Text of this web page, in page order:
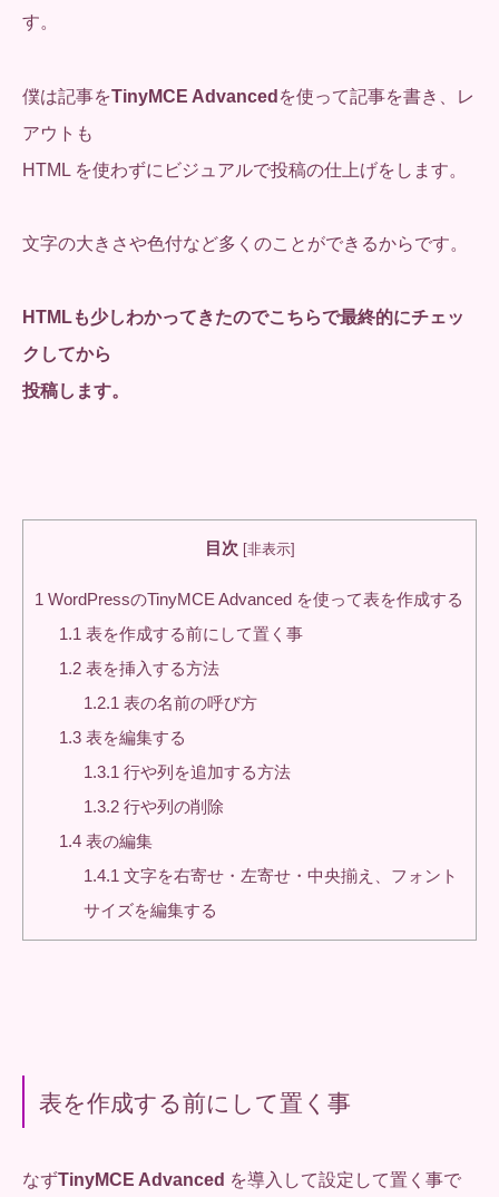
す。
僕は記事をTinyMCE Advanced を使って記事を書き、レ
アウトも
HTML を使わずにビジュアルで投稿の仕上げをします。
文字の大きさや色付など多くのことができるからです。
HTMLも少しわかってきたのでこちらで最終的にチェッ
クしてから
投稿します。
目次 [非表示]
1 WordPressのTinyMCE Advanced を使って表を作成する
1.1 表を作成する前にして置く事
1.2 表を挿入する方法
1.2.1 表の名前の呼び方
1.3 表を編集する
1.3.1 行や列を追加する方法
1.3.2 行や列の削除
1.4 表の編集
1.4.1 文字を右寄せ・左寄せ・中央揃え、フォント
サイズを編集する
表を作成する前にして置く事
なずTinyMCE Advanced を導入して設定して置く事で